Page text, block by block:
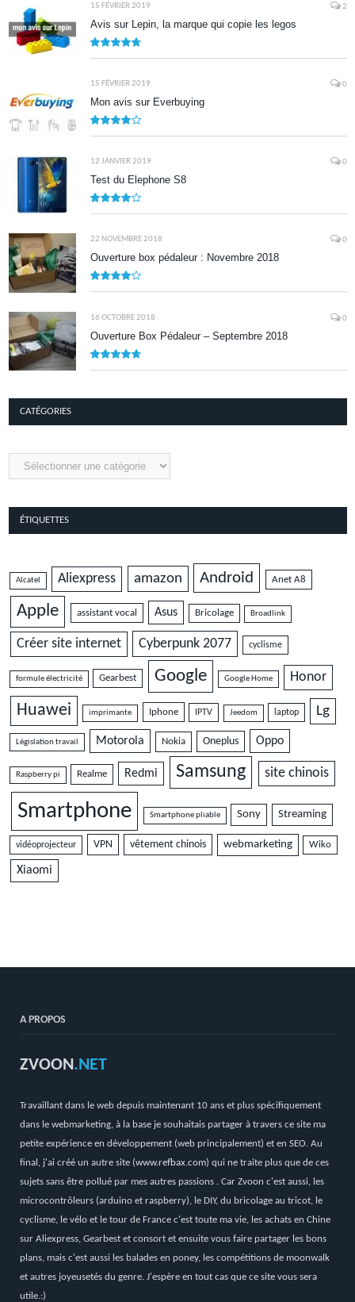
15 FÉVRIER 2019 2
Avis sur Lepin, la marque qui copie les legos
15 FÉVRIER 2019 0
Mon avis sur Everbuying
12 JANVIER 2019 0
Test du Elephone S8
22 NOVEMBRE 2018 0
Ouverture box pédaleur : Novembre 2018
16 OCTOBRE 2018 0
Ouverture Box Pédaleur – Septembre 2018
CATÉGORIES
Catégories
ÉTIQUETTES
Alcatel Aliexpress amazon Android Anet A8
Apple assistant vocal Asus Bricolage Broadlink
Créer site internet Cyberpunk 2077 cyclisme
formule électricité Gearbest Google Google Home Honor
Huawei imprimante Iphone IPTV Jeedom laptop Lg
Législation travail Motorola Nokia Oneplus Oppo
Raspberry pi Realme Redmi Samsung site chinois
Smartphone Smartphone pliable Sony Streaming
vidéoprojecteur VPN vêtement chinois webmarketing Wiko
Xiaomi
A PROPOS
ZVOON.NET
Travaillant dans le web depuis maintenant 10 ans et plus spécifiquement
dans le webmarketing, à la base je souhaitais partager à travers ce site ma
petite expérience en développement (web principalement) et en SEO. Au
final, j'ai créé un autre site (www.refbax.com) qui ne traite plus que de ces
sujets sans être pollué par mes autres passions . Car Zvoon c'est aussi, les
microcontrôleurs (arduino et raspberry), le DIY, du bricolage au tricot, le
cyclisme, le vélo et le tour de France c'est toute ma vie, les achats en Chine
sur Aliexpress, Gearbest et consort et ensuite vous faire partager les bons
plans, mais c'est aussi les balades en poney, les compétitions de moonwalk
et autres joyeusetés du genre. J'espère en tout cas que ce site vous sera
utile.:)